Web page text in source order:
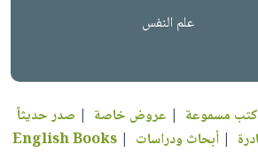
علم النفس
كتب مسموعة | عروض خاصة | صدر حديثاً
| أبحاث ودراسات |
English Books